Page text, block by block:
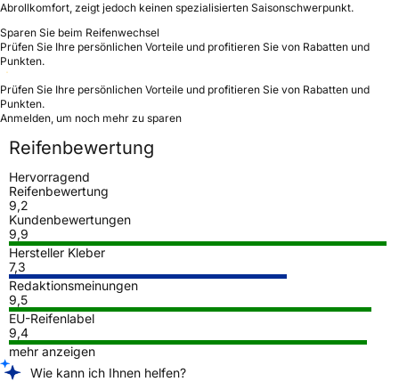
Abrollkomfort, zeigt jedoch keinen spezialisierten Saisonschwerpunkt.
Sparen Sie beim Reifenwechsel
Prüfen Sie Ihre persönlichen Vorteile und profitieren Sie von Rabatten und
Punkten.
Prüfen Sie Ihre persönlichen Vorteile und profitieren Sie von Rabatten und
Punkten.
Anmelden, um noch mehr zu sparen
Reifenbewertung
Hervorragend
Reifenbewertung
9,2
Kundenbewertungen
9,9
Hersteller Kleber
7,3
Redaktionsmeinungen
9,5
EU-Reifenlabel
9,4
mehr anzeigen
Wie kann ich Ihnen helfen?